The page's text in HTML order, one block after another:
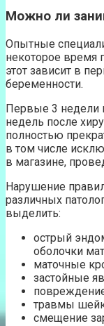
Можно ли
Опытные
некоторое время
этот зависит в
беременности.
Первые 3 недели
недель после
полностью
в том числе
в магазине,
Нарушение
различных
выделить:
острый
оболочки
маточные
застойные
травмы
смещение